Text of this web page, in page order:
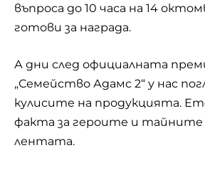
въпроса до 10 часа на 14
готови за награда.
А дни след официалната
„Семейство Адамс 2“ у нас
кулисите на продукцията.
факта за героите и тайните
лентата.